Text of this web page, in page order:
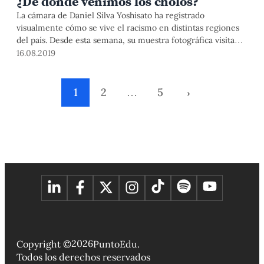
La cámara de Daniel Silva Yoshisato ha registrado
visualmente cómo se vive el racismo en distintas regiones
del país. Desde esta semana, su muestra fotográfica visita
nuestro campus.
16.08.2019
1 2 … 5 ›
Copyright ©2026PuntoEdu.
Todos los derechos reservados